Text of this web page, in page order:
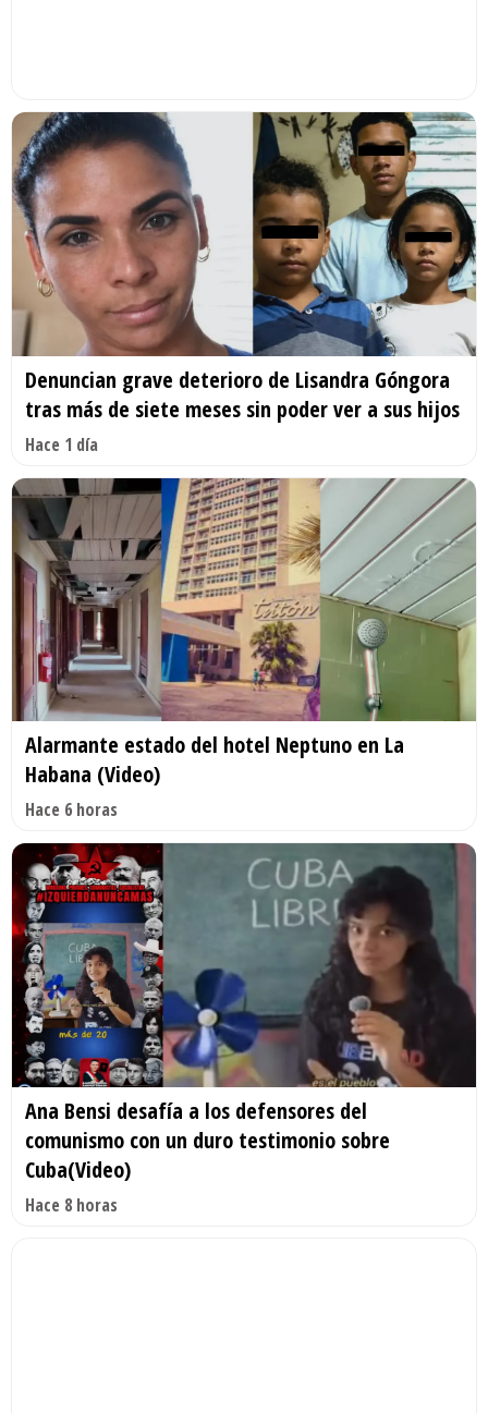
Denuncian grave deterioro de Lisandra Góngora
tras más de siete meses sin poder ver a sus hijos
Hace 1 día
Alarmante estado del hotel Neptuno en La
Habana (Video)
Hace 6 horas
Ana Bensi desafía a los defensores del
comunismo con un duro testimonio sobre
Cuba(Video)
Hace 8 horas